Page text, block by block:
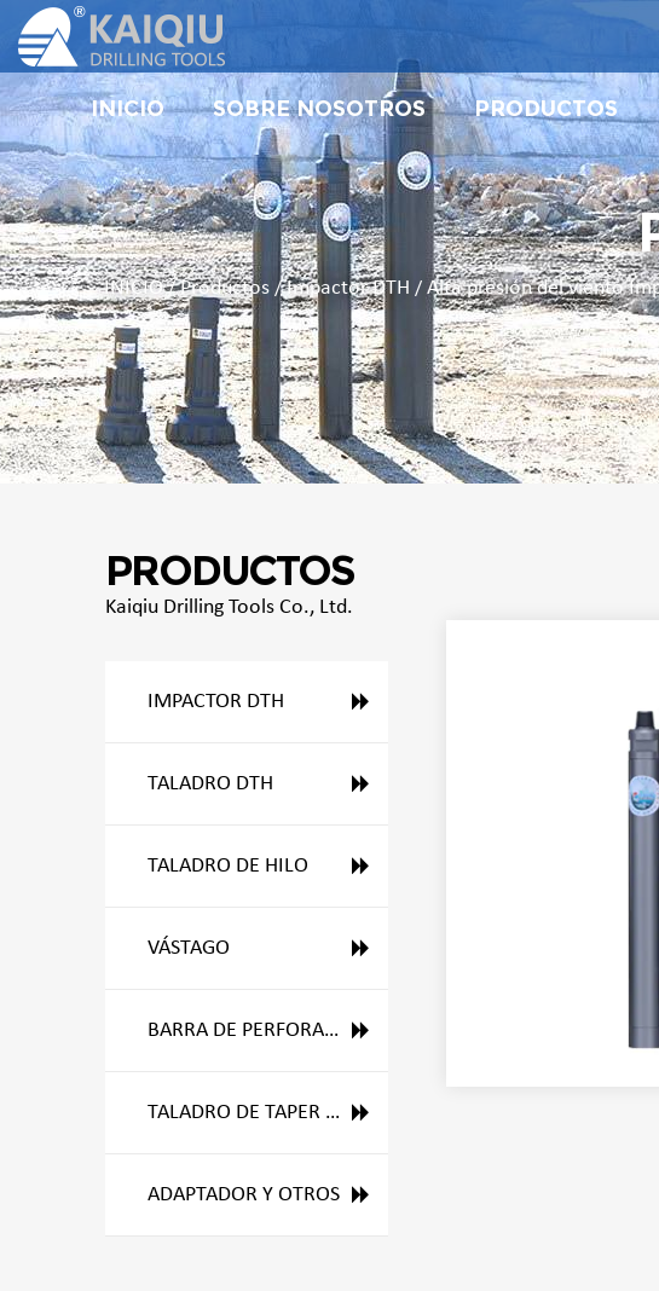
INICIO SOBRE NOSOTROS PRODUCTOS
INICIO/Productos /Impactor DTH / Alta presión del viento
PRODUCTOS
Kaiqiu Drilling Tools Co., Ltd.
IMPACTOR DTH
TALADRO DTH
TALADRO DE HILO
VÁSTAGO
BARRA DE PERFORACIÓN DTH
TALADRO DE TAPER Y GENERAL
ADAPTADOR Y OTROS